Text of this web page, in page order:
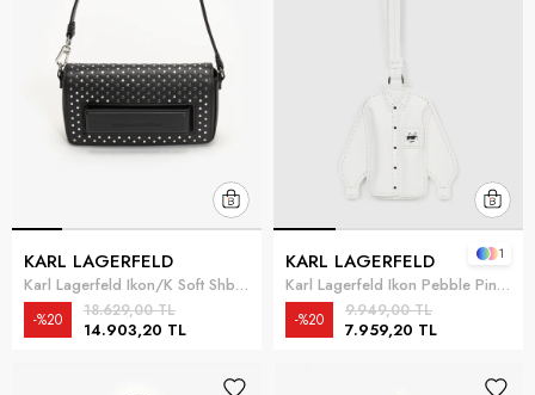
KARL LAGERFELD
Karl Lagerfeld Ikon/K Soft Shb Studs Kadın Mini Omuz Çantası Siyah
14.903,20 TL
18.629,00 TL
%20
KARL LAGERFELD
Karl Lagerfeld Ikon Pebble Pin Flap Kadın Mini Omuz Çantası Taba
7.959,20 TL
9.949,00 TL
%20
1